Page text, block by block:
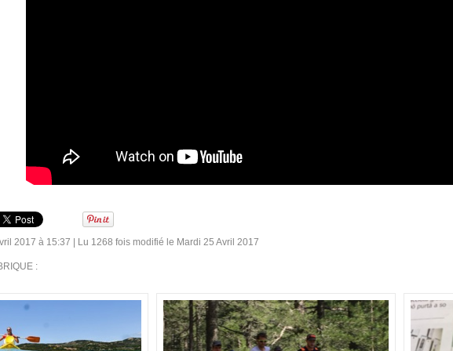
2017 à 15:37 | Lu 1268 fois modifié le Mardi 25 Avril 2017
: